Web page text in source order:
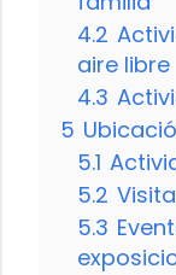
4.2
aire libre
4.3
5
5.1
5.2
5.3